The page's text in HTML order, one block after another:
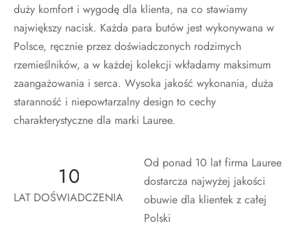
duży komfort i wygodę dla klienta, na co stawiamy
największy nacisk. Każda para butów jest wykonywana w
Polsce, ręcznie przez doświadczonych rodzimych
rzemieślników, a w każdej kolekcji wkładamy maksimum
zaangażowania i serca. Wysoka jakość wykonania, duża
staranność i niepowtarzalny design to cechy
charakterystyczne dla marki Lauree.
10
LAT DOŚWIADCZENIA
Od ponad 10 lat firma Lauree
dostarcza najwyżej jakości
obuwie dla klientek z całej
Polski